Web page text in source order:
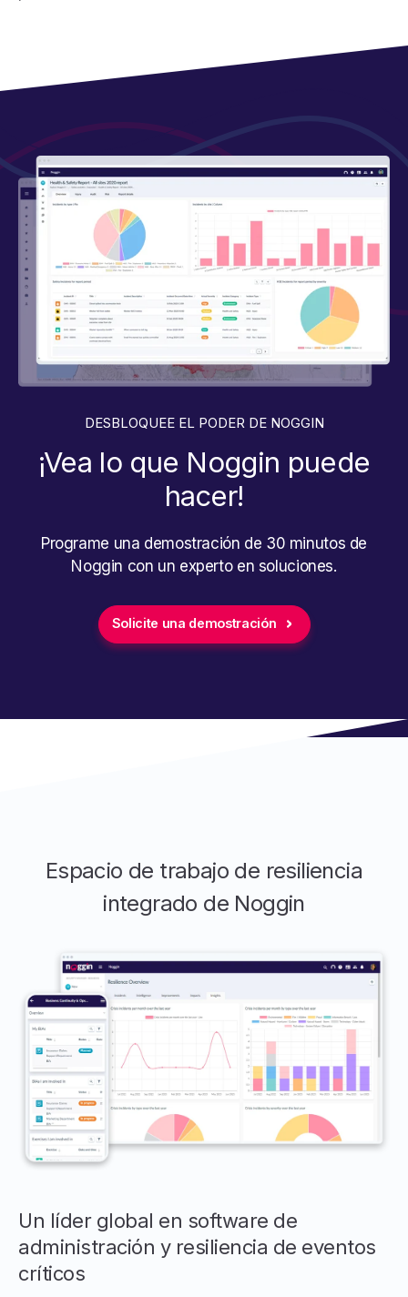
DESBLOQUEE EL PODER DE NOGGIN
¡Vea lo que Noggin puede
hacer!
Programe una demostración de 30 minutos de
Noggin con un experto en soluciones.
Solicite una demostración
Espacio de trabajo de resiliencia
integrado de Noggin
Un líder global en software de
administración y resiliencia de eventos
críticos